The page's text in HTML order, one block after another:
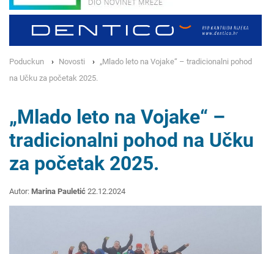
Poduckun Novosti
„Mlado leto na Vojake“ – tradicionalni pohod
na Učku za početak 2025.
„Mlado leto na Vojake“ –
tradicionalni pohod na Učku
za početak 2025.
Autor: Marina Pauletić 22.12.2024